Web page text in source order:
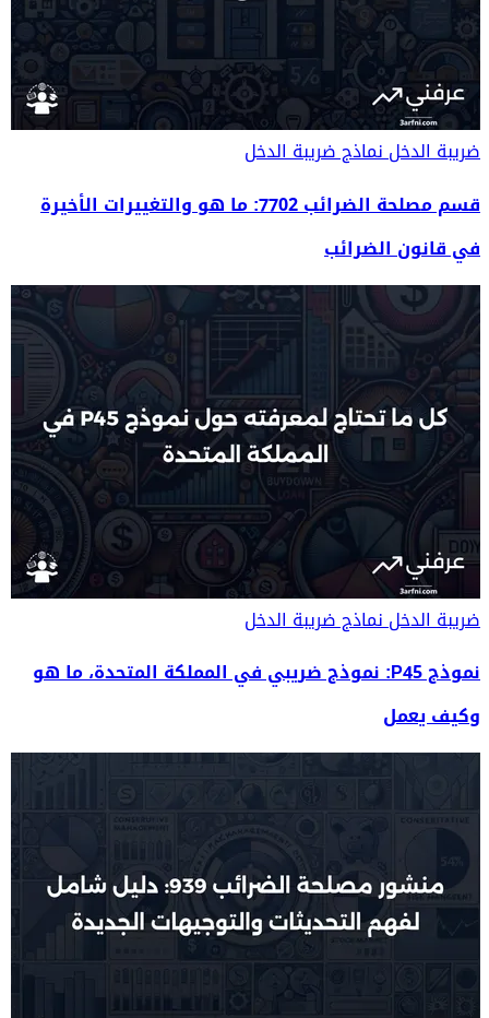
ضريبة الدخلنماذج ضريبة الدخل
قسم مصلحة الضرائب 7702: ما هو والتغييرات الأخيرة
في قانون الضرائب
ضريبة الدخلنماذج ضريبة الدخل
نموذج P45: نموذج ضريبي في المملكة المتحدة، ما هو
وكيف يعمل